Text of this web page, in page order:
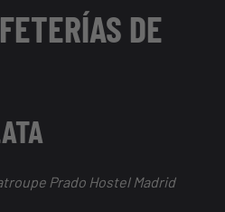
DE
Prado Hostel Madrid